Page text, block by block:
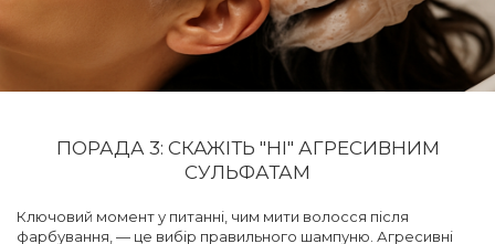
ПОРАДА 3: СКАЖІТЬ "НІ" АГРЕСИВНИМ
СУЛЬФАТАМ
Ключовий момент у питанні, чим мити волосся після
фарбування, — це вибір правильного шампуню. Агресивні